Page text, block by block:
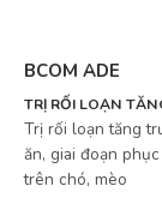
BCOM ADE
TRỊ RỐI LOẠN
Trị rối loạn tăng
ăn, giai đoạn
trên chó, mèo